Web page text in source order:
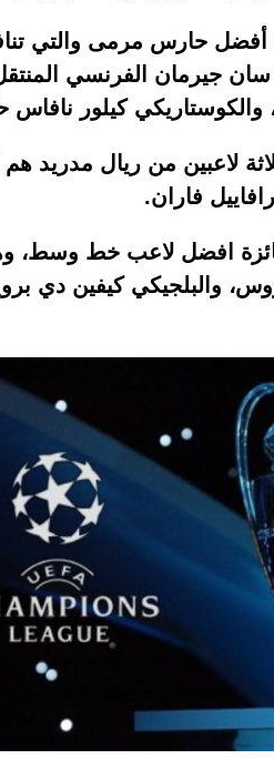
أفضل حارس مرمى والتي
جيرمان الفرنسي
والكوستاريكي كيلور
لاعبين من ريال مدريد هم
فاران.
افضل لاعب خط وسط،
والبلجيكي كيفين دي